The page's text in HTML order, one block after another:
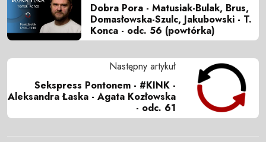
Dobra Pora - Matusiak-Bulak, Brus,
Domasłowska-Szulc, Jakubowski - T.
Konca - odc. 56 (powtórka)
Następny artykuł
Sekspress Pontonem - #KINK -
Aleksandra Łaska - Agata Kozłowska
- odc. 61